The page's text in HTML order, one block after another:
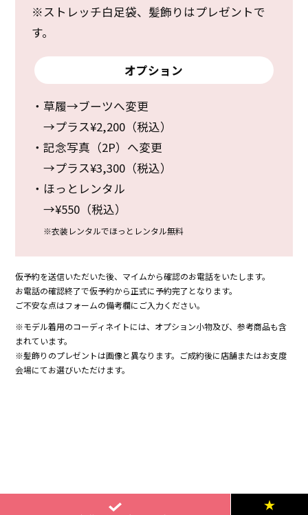
※ストレッチ白足袋、髪飾りはプレゼントで
す。
オプション
・草履→ブーツへ変更
→プラス¥2,200（税込）
・記念写真（2P）へ変更
→プラス¥3,300（税込）
・ほっとレンタル
→¥550（税込）
※衣装レンタルでほっとレンタル無料
仮予約を送信いただいた後、マイムから確認のお電話をいたします。
お電話の確認終了で仮予約から正式に予約完了となります。
ご不安な点はフォームの備考欄にご入力ください。
※モデル着用のコーディネイトには、オプション小物及び、参考商品も含
まれています。
※髪飾りのプレゼントは画像と異なります。ご成約後に店舗またはお支度
会場にてお選びいただけます。